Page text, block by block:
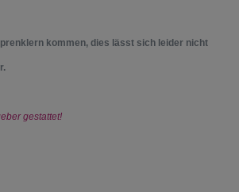
kommen, dies lässt sich leider nicht
gestattet!